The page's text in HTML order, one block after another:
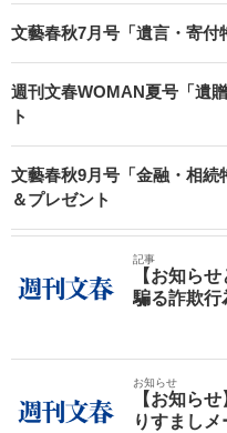
文藝春秋7月号「遺言・寄付
週刊文春WOMAN夏号「遺
ト
文藝春秋9月号「金融・相
＆プレゼント
記事
【お知ら
騙る詐欺行
お知らせ
【お知ら
りすまし